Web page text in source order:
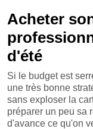
Acheter
d'été
Si le budget est
une très bonne
sans exploser la
préparer un peu sa
d'avance ce qu'on